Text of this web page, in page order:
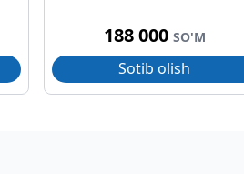
188 000 SO'M
Sotib olish